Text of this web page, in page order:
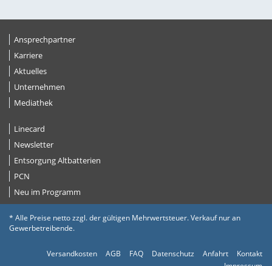
Ansprechpartner
Karriere
Aktuelles
Unternehmen
Mediathek
Linecard
Newsletter
Entsorgung Altbatterien
PCN
Neu im Programm
* Alle Preise netto zzgl. der gültigen Mehrwertsteuer. Verkauf nur an
Gewerbetreibende.
Versandkosten AGB FAQ Datenschutz Anfahrt
Kontakt